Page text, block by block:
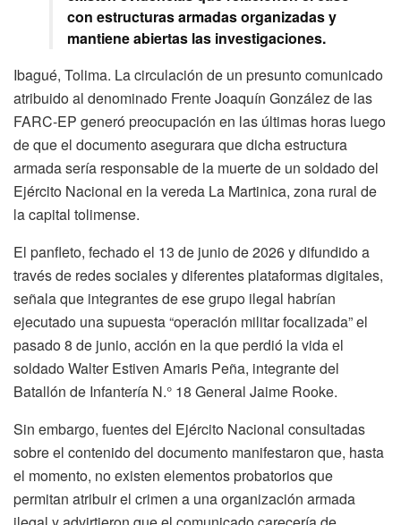
con estructuras armadas organizadas y
mantiene abiertas las investigaciones.
Ibagué, Tolima. La circulación de un presunto comunicado
atribuido al denominado Frente Joaquín González de las
FARC-EP generó preocupación en las últimas horas luego
de que el documento asegurara que dicha estructura
armada sería responsable de la muerte de un soldado del
Ejército Nacional en la vereda La Martinica, zona rural de
la capital tolimense.
El panfleto, fechado el 13 de junio de 2026 y difundido a
través de redes sociales y diferentes plataformas digitales,
señala que integrantes de ese grupo ilegal habrían
ejecutado una supuesta “operación militar focalizada” el
pasado 8 de junio, acción en la que perdió la vida el
soldado Walter Estiven Amaris Peña, integrante del
Batallón de Infantería N.° 18 General Jaime Rooke.
Sin embargo, fuentes del Ejército Nacional consultadas
sobre el contenido del documento manifestaron que, hasta
el momento, no existen elementos probatorios que
permitan atribuir el crimen a una organización armada